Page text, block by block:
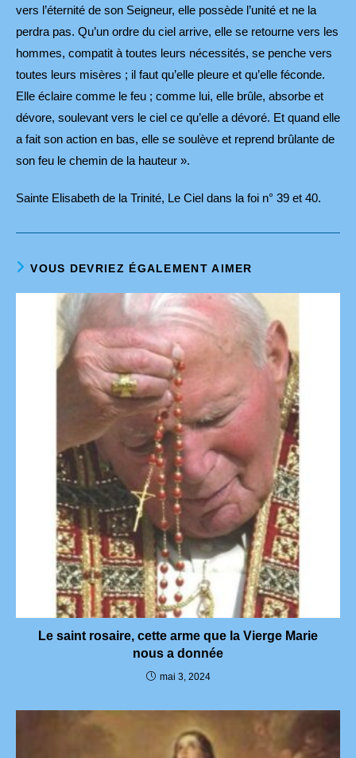
vers l’éternité de son Seigneur, elle possède l’unité et ne la
perdra pas. Qu’un ordre du ciel arrive, elle se retourne vers les
hommes, compatit à toutes leurs nécessités, se penche vers
toutes leurs misères ; il faut qu’elle pleure et qu’elle féconde.
Elle éclaire comme le feu ; comme lui, elle brûle, absorbe et
dévore, soulevant vers le ciel ce qu’elle a dévoré. Et quand elle
a fait son action en bas, elle se soulève et reprend brûlante de
son feu le chemin de la hauteur ».
Sainte Elisabeth de la Trinité, Le Ciel dans la foi n° 39 et 40.
VOUS DEVRIEZ ÉGALEMENT AIMER
Le saint rosaire, cette arme que la Vierge Marie
nous a donnée
mai 3, 2024